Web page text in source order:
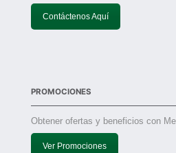
Contáctenos Aquí
PROMOCIONES
Obtener ofertas y beneficios con
Ver Promociones